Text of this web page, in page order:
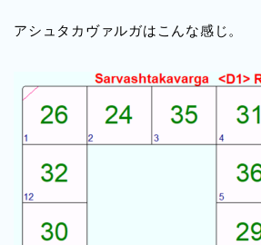
アシュタカヴァルガはこんな感じ。